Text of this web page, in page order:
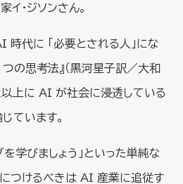
イ・ジソンさん。
時代に 「必要とされる人」にな
の思考法』（黒河星子訳／大和
以上に AI が社会に浸透している
ています。
を学びましょう」といった単純な
につけるべきは AI 産業に追従す